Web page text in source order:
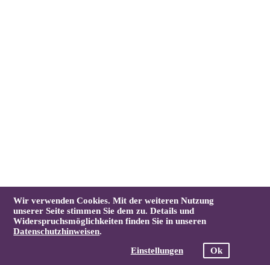
Wir verwenden Cookies. Mit der weiteren Nutzung
unserer Seite stimmen Sie dem zu. Details und
Widerspruchsmöglichkeiten finden Sie in unseren
Datenschutzhinweisen.
Einstellungen
Ok